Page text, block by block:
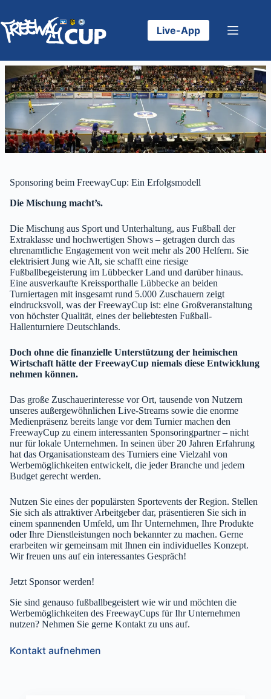
springen
Live-App
Sponsoring beim FreewayCup: Ein Erfolgsmodell
Die Mischung macht’s.
Die Mischung aus Sport und Unterhaltung, aus Fußball der
Extraklasse und hochwertigen Shows – getragen durch das
ehrenamtliche Engagement von weit mehr als 200 Helfern. Sie
elektrisiert Jung wie Alt, sie schafft eine riesige
Fußballbegeisterung im Lübbecker Land und darüber hinaus.
Eine ausverkaufte Kreissporthalle Lübbecke an beiden
Turniertagen mit insgesamt rund 5.000 Zuschauern zeigt
eindrucksvoll, was der FreewayCup ist: eine Großveranstaltung
von höchster Qualität, eines der beliebtesten Fußball-
Hallenturniere Deutschlands.
Doch ohne die finanzielle Unterstützung der heimischen
Wirtschaft hätte der FreewayCup niemals diese Entwicklung
nehmen können.
Das große Zuschauerinteresse vor Ort, tausende von Nutzern
unseres außergewöhnlichen Live-Streams sowie die enorme
Medienpräsenz bereits lange vor dem Turnier machen den
FreewayCup zu einem interessanten Sponsoringpartner – nicht
nur für lokale Unternehmen. In seinen über 20 Jahren Erfahrung
hat das Organisationsteam des Turniers eine Vielzahl von
Werbemöglichkeiten entwickelt, die jeder Branche und jedem
Budget gerecht werden.
Nutzen Sie eines der populärsten Sportevents der Region. Stellen
Sie sich als attraktiver Arbeitgeber dar, präsentieren Sie sich in
einem spannenden Umfeld, um Ihr Unternehmen, Ihre Produkte
oder Ihre Dienstleistungen noch bekannter zu machen. Gerne
erarbeiten wir gemeinsam mit Ihnen ein individuelles Konzept.
Wir freuen uns auf ein interessantes Gespräch!
Jetzt Sponsor werden!
Sie sind genauso fußballbegeistert wie wir und möchten die
Werbemöglichkeiten des FreewayCups für Ihr Unternehmen
nutzen? Nehmen Sie gerne Kontakt zu uns auf.
Kontakt aufnehmen